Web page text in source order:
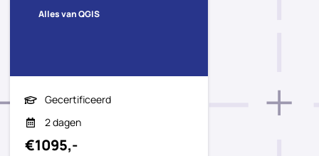
Alles van QGIS
Gecertificeerd
2 dagen
€1095,-